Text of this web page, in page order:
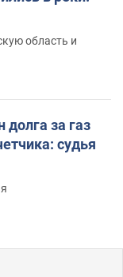
область и
за газ
судья